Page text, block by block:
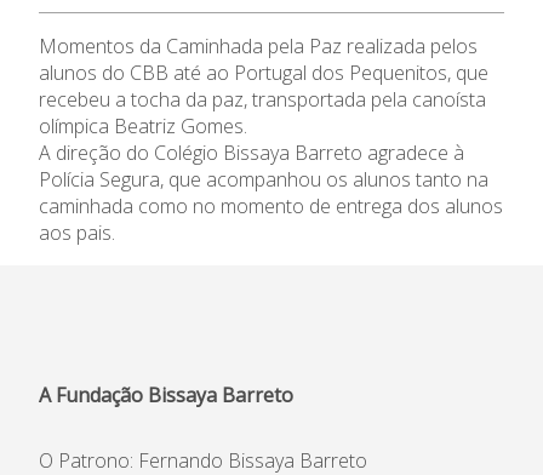
Instalações
Ofertas de emprego
Regulamentos
Jornal “O Coreto”
Privacidade
Oferta Formativa
Atividades de Interrupção
Letiva
Academia de LínguasEnsino Profissional
Termalismo
Curso de Técnico/a de Apoio
à Família e à Comunidade
Ofertas de Emprego
Ano Letivo
de Educação
SIGE
Secretariado de Exames
Momentos da Caminhada pela Paz realizada pelos
alunos do CBB até ao Portugal dos Pequenitos, que
recebeu a tocha da paz, transportada pela canoísta
olímpica Beatriz Gomes.
A direção do Colégio Bissaya Barreto agradece à
Polícia Segura, que acompanhou os alunos tanto na
caminhada como no momento de entrega dos alunos
aos pais.
A Fundação Bissaya Barreto
O Patrono: Fernando Bissaya Barreto